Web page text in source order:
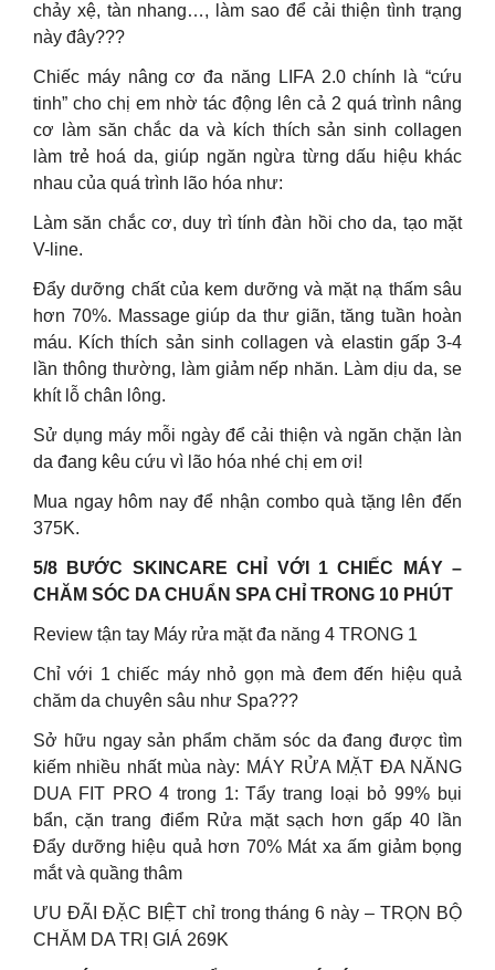
chảy xệ, tàn nhang…, làm sao để cải thiện tình trạng
này đây???
Chiếc máy nâng cơ đa năng LIFA 2.0 chính là “cứu
tinh” cho chị em nhờ tác động lên cả 2 quá trình nâng
cơ làm săn chắc da và kích thích sản sinh collagen
làm trẻ hoá da, giúp ngăn ngừa từng dấu hiệu khác
nhau của quá trình lão hóa như:
Làm săn chắc cơ, duy trì tính đàn hồi cho da, tạo mặt
V-line.
Đẩy dưỡng chất của kem dưỡng và mặt nạ thấm sâu
hơn 70%. Massage giúp da thư giãn, tăng tuần hoàn
máu. Kích thích sản sinh collagen và elastin gấp 3-4
lần thông thường, làm giảm nếp nhăn. Làm dịu da, se
khít lỗ chân lông.
Sử dụng máy mỗi ngày để cải thiện và ngăn chặn làn
da đang kêu cứu vì lão hóa nhé chị em ơi!
Mua ngay hôm nay để nhận combo quà tặng lên đến
375K.
5/8 BƯỚC SKINCARE CHỈ VỚI 1 CHIẾC MÁY –
CHĂM SÓC DA CHUẨN SPA CHỈ TRONG 10 PHÚT
Review tận tay Máy rửa mặt đa năng 4 TRONG 1
Chỉ với 1 chiếc máy nhỏ gọn mà đem đến hiệu quả
chăm da chuyên sâu như Spa???
Sở hữu ngay sản phẩm chăm sóc da đang được tìm
kiếm nhiều nhất mùa này: MÁY RỬA MẶT ĐA NĂNG
DUA FIT PRO 4 trong 1: Tẩy trang loại bỏ 99% bụi
bẩn, cặn trang điểm Rửa mặt sạch hơn gấp 40 lần
Đẩy dưỡng hiệu quả hơn 70% Mát xa ấm giảm bọng
mắt và quầng thâm
ƯU ĐÃI ĐẶC BIỆT chỉ trong tháng 6 này – TRỌN BỘ
CHĂM DA TRỊ GIÁ 269K